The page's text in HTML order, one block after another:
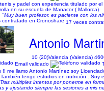
y padel con experiencia titulado por
en su escuela de Manacor ( Mallorca)
"Muy buen profesor, es paciente con los
17 veces
Antonio
10 (20)Valencia (Valencia)
Email validado
!! me llamo Antonio Martínez soy
tengo estudios en nutrición . Soy
múltiples intentos por ponerme en
y ajustando siempre las sesiones a mis